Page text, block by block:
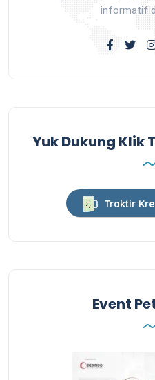
informatif
Yuk Dukung Klik
Traktir
Event